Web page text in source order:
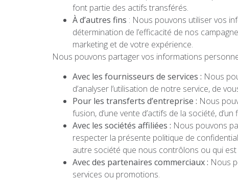
font partie des actifs transférés.
À d’autres fins : Nous pouvons utiliser vos
détermination de l’efficacité de nos
marketing et de votre expérience.
Nous pouvons partager vos informations
Avec les fournisseurs de services : Nous
d’analyser l’utilisation de notre service, de
Pour les transferts d’entreprise : Nous
fusion, d’une vente d’actifs de la société,
Avec les sociétés affiliées : Nous pouvons
respecter la présente politique de
autre société que nous contrôlons ou qui
Avec des partenaires commerciaux : Nous
services ou promotions.